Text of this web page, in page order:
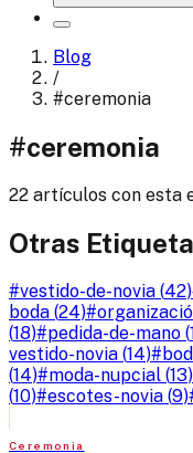
Blog
/
#ceremonia
#ceremonia
22 artículos con esta
Otras
#vestido-de-novia (42)
boda (24)#
(18)#pedida-de-mano (
vestido-novia (14)#
(14)#moda-nupcial (13)
(10)#escotes-novia (9)
Ceremonia